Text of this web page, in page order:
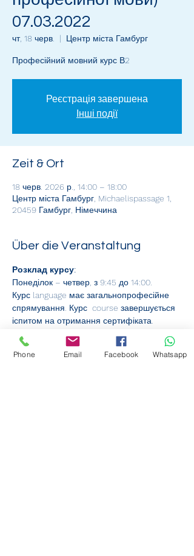
07.03.2022
чт, 18 черв.
  |
Центр міста Гамбург
Професійний мовний курс В2
Реєстрація завершена
Інші події
Zeit & Ort
18 черв. 2026 р., 14:00 – 18:00
Центр міста Гамбург, Michaelispassage 1,
20459 Гамбург, Німеччина
Über die Veranstaltung
Розклад курсу:
Понеділок – четвер, з 9:45 до 14:00.
Курс language має загальнопрофесійне
спрямування. Курс  course завершується
іспитом на отримання сертифіката.
Курси фінансуються за рахунок коштів
федерального бюджету. Участь
Phone Email Facebook Whatsapp